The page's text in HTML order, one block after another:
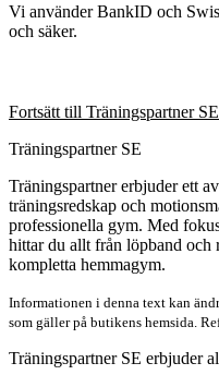
Vi använder BankID och
och säker.
Fortsätt till Träningspartner
Träningspartner SE
Träningspartner erbjuder ett
träningsredskap och
professionella gym. Med
hittar du allt från löpband
kompletta hemmagym.
Informationen i denna text kan
som gäller på butikens hemsida.
Träningspartner SE erbjuder